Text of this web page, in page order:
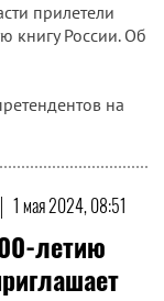
прилетели
книгу России. Об
на
| 1 мая 2024, 08:51
летию